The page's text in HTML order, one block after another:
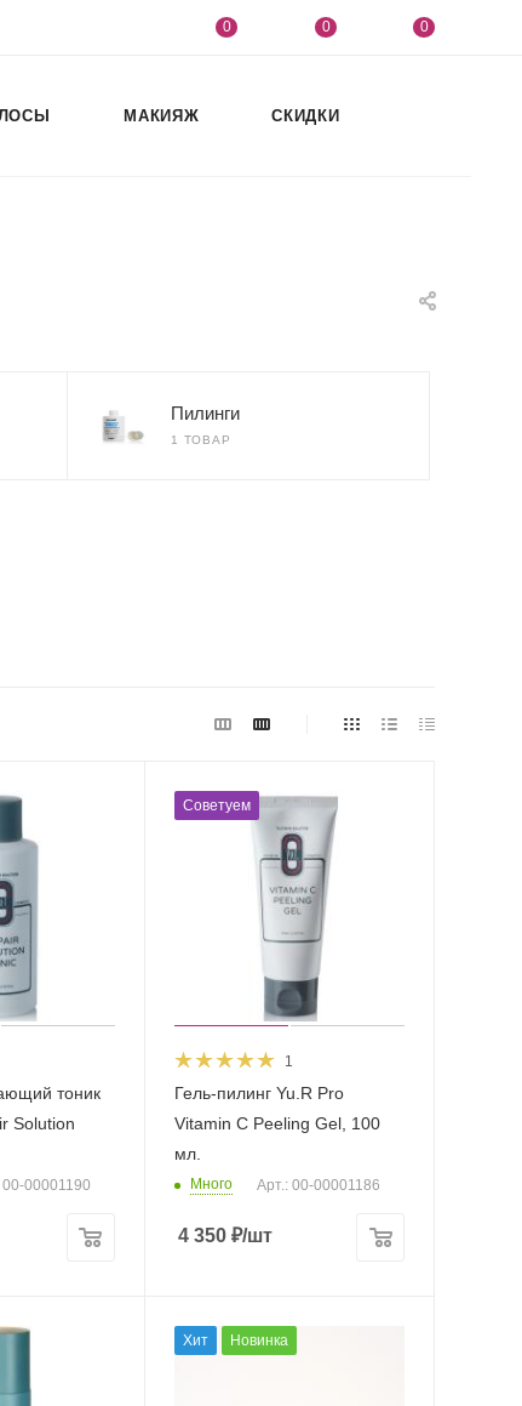
0 0 0
МАКИЯЖ СКИДКИ
Пилинги
1 ТОВАР
тоник
Solution
00-00001190
Советуем
1
Гель-пилинг Yu.R Pro
Vitamin C Peeling Gel, 100
мл.
Много Арт.: 00-00001186
4 350₽/шт
Хит Новинка